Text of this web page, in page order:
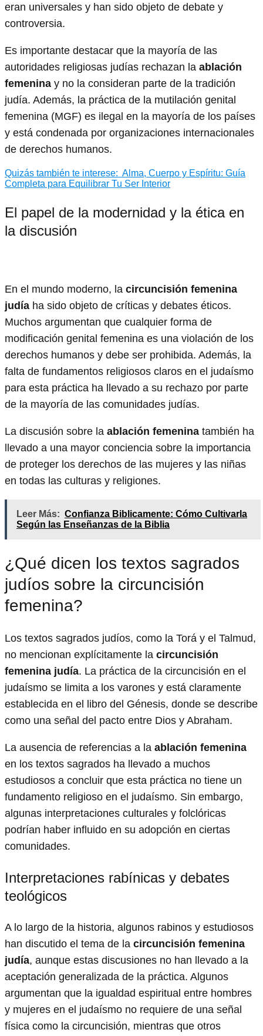
eran universales y han sido objeto de debate y
controversia.
Es importante destacar que la mayoría de las
autoridades religiosas judías rechazan la ablación
femenina y no la consideran parte de la tradición
judía. Además, la práctica de la mutilación genital
femenina (MGF) es ilegal en la mayoría de los países
y está condenada por organizaciones internacionales
de derechos humanos.
Quizás también te interese: Alma, Cuerpo y Espíritu: Guía
Completa para Equilibrar Tu Ser Interior
El papel de la modernidad y la ética en
la discusión
En el mundo moderno, la circuncisión femenina
judía ha sido objeto de críticas y debates éticos.
Muchos argumentan que cualquier forma de
modificación genital femenina es una violación de los
derechos humanos y debe ser prohibida. Además, la
falta de fundamentos religiosos claros en el judaísmo
para esta práctica ha llevado a su rechazo por parte
de la mayoría de las comunidades judías.
La discusión sobre la ablación femenina también ha
llevado a una mayor conciencia sobre la importancia
de proteger los derechos de las mujeres y las niñas
en todas las culturas y religiones.
Leer Más: Confianza Biblicamente: Cómo Cultivarla
Según las Enseñanzas de la Biblia
¿Qué dicen los textos sagrados
judíos sobre la circuncisión
femenina?
Los textos sagrados judíos, como la Torá y el Talmud,
no mencionan explícitamente la circuncisión
femenina judía. La práctica de la circuncisión en el
judaísmo se limita a los varones y está claramente
establecida en el libro del Génesis, donde se describe
como una señal del pacto entre Dios y Abraham.
La ausencia de referencias a la ablación femenina
en los textos sagrados ha llevado a muchos
estudiosos a concluir que esta práctica no tiene un
fundamento religioso en el judaísmo. Sin embargo,
algunas interpretaciones culturales y folclóricas
podrían haber influido en su adopción en ciertas
comunidades.
Interpretaciones rabínicas y debates
teológicos
A lo largo de la historia, algunos rabinos y estudiosos
han discutido el tema de la circuncisión femenina
judía, aunque estas discusiones no han llevado a la
aceptación generalizada de la práctica. Algunos
argumentan que la igualdad espiritual entre hombres
y mujeres en el judaísmo no requiere de una señal
física como la circuncisión, mientras que otros